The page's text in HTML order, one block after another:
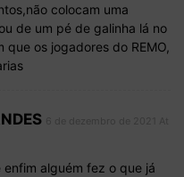
colocam uma
de um pé de galinha lá no
os jogadores do REMO,
alguém fez o que já